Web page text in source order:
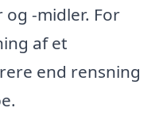
-midler. For
af et
end rensning